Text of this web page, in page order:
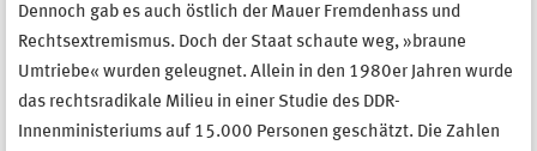
Dennoch gab es auch östlich der Mauer Fremdenhass und
Rechtsextremismus. Doch der Staat schaute weg, »braune
Umtriebe« wurden geleugnet. Allein in den 1980er Jahren wurde
das rechtsradikale Milieu in einer Studie des DDR-
Innenministeriums auf 15.000 Personen geschätzt. Die Zahlen